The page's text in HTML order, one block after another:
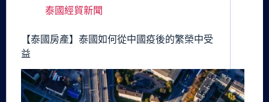
泰國經貿新聞
【泰國房產】泰國如何從中國疫後的繁榮中受
益